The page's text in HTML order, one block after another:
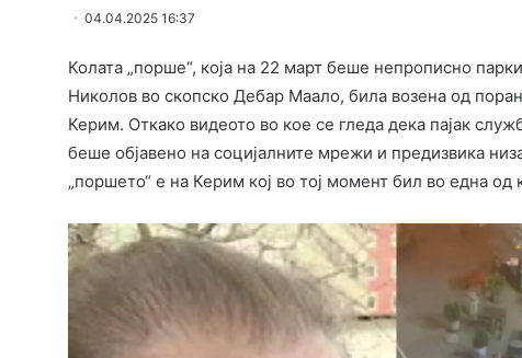
04.04.2025 16:37
Колата „порше“, која на 22 март беше непрописно
Николов во скопско Дебар Маало, била возена од
Керим. Откако видеото во кое се гледа дека пајак
беше објавено на социјалните мрежи и предизвика
„поршето“ е на Керим кој во тој момент бил во една